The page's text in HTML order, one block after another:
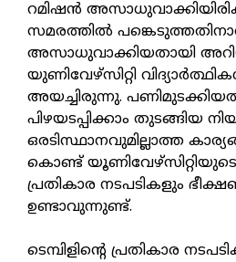
റമിഷൻ
സമരത്തിൽ
അസാധുവാക്കിയതായി
യുണിവേഴ്സിറ്റി
അയച്ചിരുന്നു.
പിഴയടപ്പിക്കാം തുടങ്ങിയ
ഒരടിസ്ഥാനവുമില്ലാത്ത
കൊണ്ട്
പ്രതികാര നടപടികളും
ഉണ്ടാവുന്നുണ്ട്.
ടെമ്പിളിന്റെ പ്രതികാര